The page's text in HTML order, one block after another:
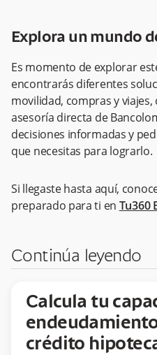
Explora un mundo
Es momento de explorar
encontrarás diferentes
movilidad, compras y
asesoría directa de
decisiones informadas y
que necesitas para lograrlo.
Si llegaste hasta aquí,
preparado para ti en Tu360
Continúa leyendo
Calcula tu
crédito